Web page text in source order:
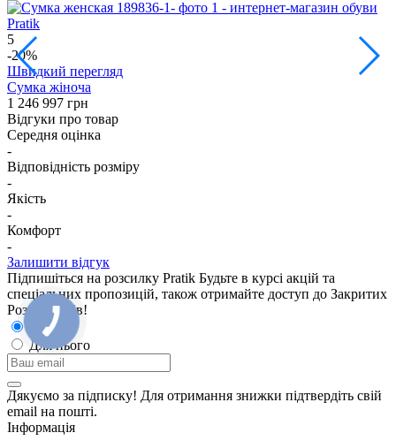
5
-20%
Швидкий перегляд
Сумка жіноча
1 246 997 грн
Відгуки про товар
Середня оцінка
-
Відповідність розміру
-
Якість
-
Комфорт
-
Залишити відгук
Підпишіться на розсилку Pratik Будьте в курсі акцій та
спеціальних пропозицій, також отримайте доступ до Закритих
Розпродажiв!
Для неї
Для нього
Дякуємо за підписку! Для отримання знижки підтвердіть свій
email на пошті.
Інформація